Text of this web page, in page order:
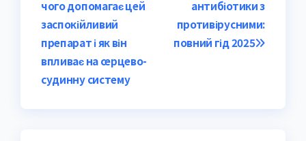
navigation
антибіотики з
противірусними:
повний гід 2025
чого допомагає цей
заспокійливий
препарат і як він
впливає на серцево-
судинну систему